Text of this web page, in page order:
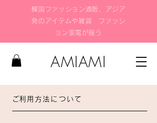
韓国ファッション通販、アジア
発のアイテムや雑貨 ファッシ
ョン家電が揃う
AMIAMI
​ご利用方法について